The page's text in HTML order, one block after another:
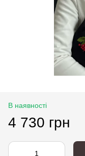
В наявності
4 730 грн